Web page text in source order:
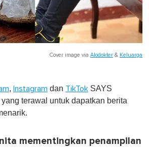
Cover image via Alodokter & Keluarga
, Instagram dan TikTok SAYS
terawal untuk dapatkan berita
mementingkan penampilan